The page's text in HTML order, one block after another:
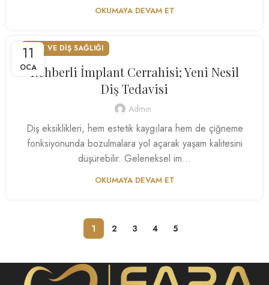
OKUMAYA DEVAM ET
11
OCA
AĞIZ VE DIŞ SAĞLIĞI
Rehberli İmplant Cerrahisi; Yeni Nesil
Diş Tedavisi
Admin
Diş eksiklikleri, hem estetik kaygılara hem de çiğneme
fonksiyonunda bozulmalara yol açarak yaşam kalitesini
düşürebilir. Geleneksel im...
OKUMAYA DEVAM ET
1 2 3 4 5